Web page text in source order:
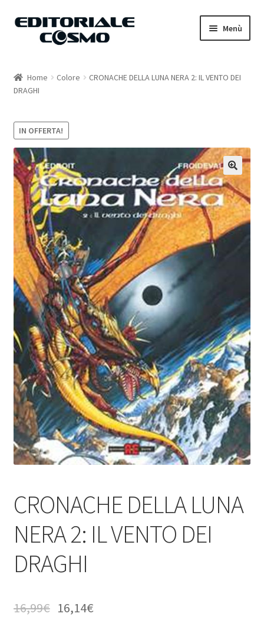
Vai
Vai
Menù
Catalogo
Carrello
Il mio account
Home Colore
CRONACHE DELLA LUNA NERA 2: IL VENTO DEI
DRAGHI
IN OFFERTA!
CRONACHE DELLA LUNA
NERA 2: IL VENTO DEI
DRAGHI
16,99€ 16,14€